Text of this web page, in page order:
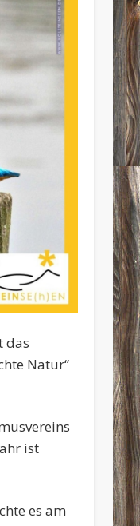
das
Natur“
ist
es am